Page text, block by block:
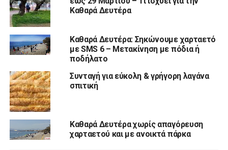
Καθαρά Δευτέρα
Καθαρά Δευτέρα: Σηκώνουμε χαρταετό
με SMS 6 – Μετακίνηση με πόδια ή
ποδήλατο
Συνταγή για εύκολη & γρήγορη λαγάνα
σπιτική
Καθαρά Δευτέρα χωρίς απαγόρευση
χαρταετού και με ανοικτά πάρκα